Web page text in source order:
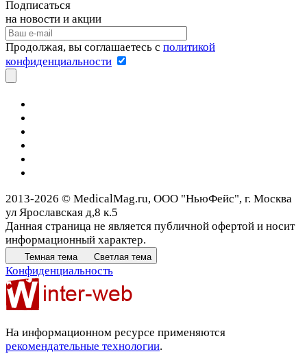
Подписаться
на новости и акции
Продолжая, вы соглашаетесь с политикой
конфиденциальности
2013-2026 © MedicalMag.ru, ООО "НьюФейс", г. Москва
ул Ярославская д,8 к.5
Данная страница не является публичной офертой и носит
информационный характер.
Темная тема Светлая тема
Конфиденциальность
На информационном ресурсе применяются
рекомендательные технологии.